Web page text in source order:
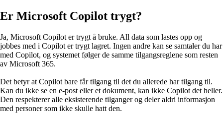
Er Microsoft Copilot trygt?
Ja, Microsoft Copilot er trygt å bruke. All data som lastes opp og
jobbes med i Copilot er trygt lagret. Ingen andre kan se samtaler du har
med Copilot, og systemet følger de samme tilgangsreglene som resten
av Microsoft 365.
Det betyr at Copilot bare får tilgang til det du allerede har tilgang til.
Kan du ikke se en e-post eller et dokument, kan ikke Copilot det heller.
Den respekterer alle eksisterende tilganger og deler aldri informasjon
med personer som ikke skulle hatt den.